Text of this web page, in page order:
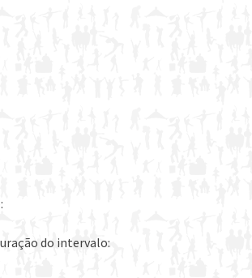
do intervalo: